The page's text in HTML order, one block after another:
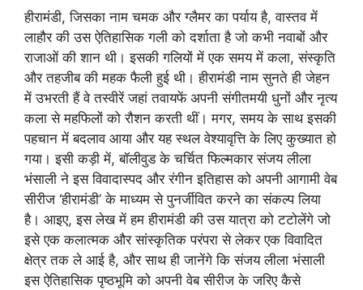
हीरामंडी, जिसका नाम चमक और ग्लैमर का पर्याय है, वास्तव में
लाहौर की उस ऐतिहासिक गली को दर्शाता है जो कभी नवाबों और
राजाओं की शान थी। इसकी गलियों में एक समय में कला, संस्कृति
और तहजीब की महक फैली हुई थी। हीरामंडी नाम सुनते ही जेहन
में उभरती हैं वे तस्वीरें जहां तवायफें अपनी संगीतमयी धुनों और नृत्य
कला से महफिलों को रौशन करती थीं। मगर, समय के साथ इसकी
पहचान में बदलाव आया और यह स्थल वेश्यावृत्ति के लिए कुख्यात हो
गया। इसी कड़ी में, बॉलीवुड के चर्चित फिल्मकार संजय लीला
भंसाली ने इस विवादास्पद और रंगीन इतिहास को अपनी आगामी वेब
सीरीज ‘हीरामंडी’ के माध्यम से पुनर्जीवित करने का संकल्प लिया
है। आइए, इस लेख में हम हीरामंडी की उस यात्रा को टटोलेंगे जो
इसे एक कलात्मक और सांस्कृतिक परंपरा से लेकर एक विवादित
क्षेत्र तक ले आई है, और साथ ही जानेंगे कि संजय लीला भंसाली
इस ऐतिहासिक पृष्ठभूमि को अपनी वेब सीरीज के जरिए कैसे